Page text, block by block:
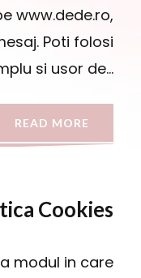
www.dede.ro,
Poti folosi
si usor de…
READ MORE
Cookies
modul in care